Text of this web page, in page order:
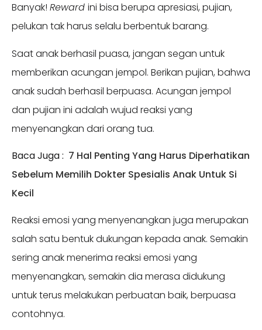
Banyak! Reward ini bisa berupa apresiasi, pujian,
pelukan tak harus selalu berbentuk barang.
Saat anak berhasil puasa, jangan segan untuk
memberikan acungan jempol. Berikan pujian, bahwa
anak sudah berhasil berpuasa. Acungan jempol
dan pujian ini adalah wujud reaksi yang
menyenangkan dari orang tua.
Baca Juga : 7 Hal Penting Yang Harus Diperhatikan
Sebelum Memilih Dokter Spesialis Anak Untuk Si
Kecil
Reaksi emosi yang menyenangkan juga merupakan
salah satu bentuk dukungan kepada anak. Semakin
sering anak menerima reaksi emosi yang
menyenangkan, semakin dia merasa didukung
untuk terus melakukan perbuatan baik, berpuasa
contohnya.